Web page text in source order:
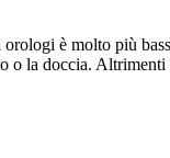
è molto più
la doccia.